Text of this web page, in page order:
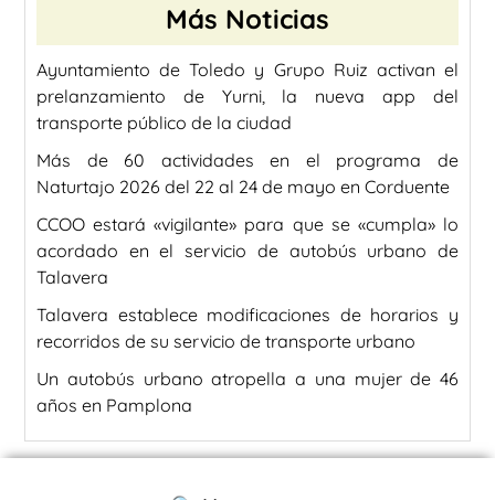
Más Noticias
Ayuntamiento de Toledo y Grupo Ruiz activan el
prelanzamiento de Yurni, la nueva app del
transporte público de la ciudad
Más de 60 actividades en el programa de
Naturtajo 2026 del 22 al 24 de mayo en Corduente
CCOO estará «vigilante» para que se «cumpla» lo
acordado en el servicio de autobús urbano de
Talavera
Talavera establece modificaciones de horarios y
recorridos de su servicio de transporte urbano
Un autobús urbano atropella a una mujer de 46
años en Pamplona